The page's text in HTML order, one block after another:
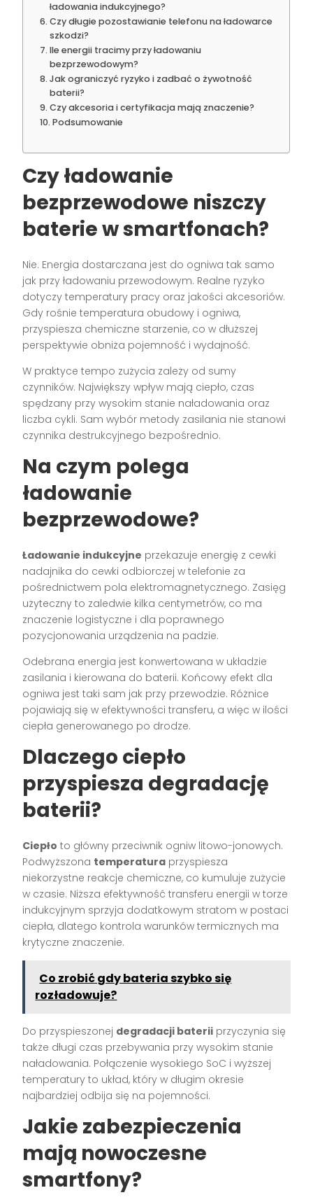
ładowania indukcyjnego?
Czy długie pozostawianie telefonu na ładowarce
szkodzi?
Ile energii tracimy przy ładowaniu
bezprzewodowym?
Jak ograniczyć ryzyko i zadbać o żywotność
baterii?
Czy akcesoria i certyfikacja mają znaczenie?
Podsumowanie
Czy ładowanie
bezprzewodowe niszczy
baterie w smartfonach?
Nie. Energia dostarczana jest do ogniwa tak samo
jak przy ładowaniu przewodowym. Realne ryzyko
dotyczy temperatury pracy oraz jakości akcesoriów.
Gdy rośnie temperatura obudowy i ogniwa,
przyspiesza chemiczne starzenie, co w dłuższej
perspektywie obniża pojemność i wydajność.
W praktyce tempo zużycia zależy od sumy
czynników. Największy wpływ mają ciepło, czas
spędzany przy wysokim stanie naładowania oraz
liczba cykli. Sam wybór metody zasilania nie stanowi
czynnika destrukcyjnego bezpośrednio.
Na czym polega
ładowanie
bezprzewodowe?
Ładowanie indukcyjne przekazuje energię z cewki
nadajnika do cewki odbiorczej w telefonie za
pośrednictwem pola elektromagnetycznego. Zasięg
użyteczny to zaledwie kilka centymetrów, co ma
znaczenie logistyczne i dla poprawnego
pozycjonowania urządzenia na padzie.
Odebrana energia jest konwertowana w układzie
zasilania i kierowana do baterii. Końcowy efekt dla
ogniwa jest taki sam jak przy przewodzie. Różnice
pojawiają się w efektywności transferu, a więc w ilości
ciepła generowanego po drodze.
Dlaczego ciepło
przyspiesza degradację
baterii?
Ciepło to główny przeciwnik ogniw litowo-jonowych.
Podwyższona temperatura przyspiesza
niekorzystne reakcje chemiczne, co kumuluje zużycie
w czasie. Niższa efektywność transferu energii w torze
indukcyjnym sprzyja dodatkowym stratom w postaci
ciepła, dlatego kontrola warunków termicznych ma
krytyczne znaczenie.
Co zrobić gdy bateria szybko się
rozładowuje?
Do przyspieszonej degradacji baterii przyczynia się
także długi czas przebywania przy wysokim stanie
naładowania. Połączenie wysokiego SoC i wyższej
temperatury to układ, który w długim okresie
najbardziej odbija się na pojemności.
Jakie zabezpieczenia
mają nowoczesne
smartfony?